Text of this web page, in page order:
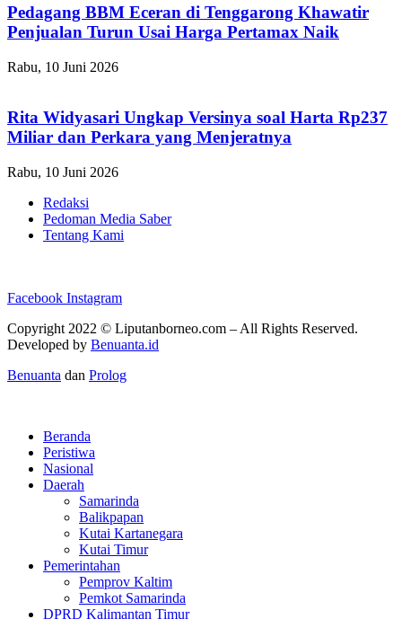
Pedagang BBM Eceran di Tenggarong Khawatir
Penjualan Turun Usai Harga Pertamax Naik
Rabu, 10 Juni 2026
Rita Widyasari Ungkap Versinya soal Harta Rp237
Miliar dan Perkara yang Menjeratnya
Rabu, 10 Juni 2026
Redaksi
Pedoman Media Saber
Tentang Kami
Facebook Instagram
Copyright 2022 © Liputanborneo.com – All Rights Reserved.
Developed by Benuanta.id
Benuanta dan Prolog
Beranda
Peristiwa
Nasional
Daerah
Samarinda
Balikpapan
Kutai Kartanegara
Kutai Timur
Pemerintahan
Pemprov Kaltim
Pemkot Samarinda
DPRD Kalimantan Timur